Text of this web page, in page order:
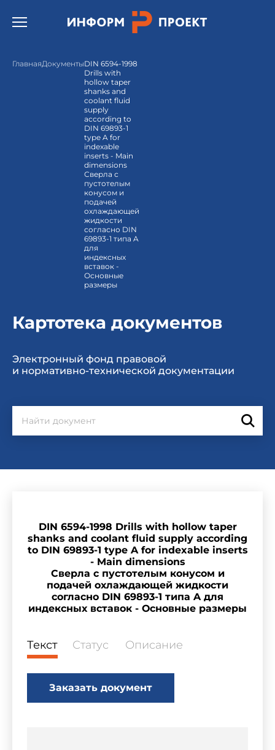
Открыть бургер меню.
ГлавнаяДокументыDIN 6594-1998
Drills with
hollow taper
shanks and
coolant fluid
supply
according to
DIN 69893-1
type A for
indexable
inserts - Main
dimensions
Сверла с
пустотелым
конусом и
подачей
охлаждающей
жидкости
согласно DIN
69893-1 типа A
для
индексных
вставок -
Основные
размеры
Картотека документов
Электронный фонд правовой
и нормативно-технической документации
DIN 6594-1998 Drills with hollow taper
shanks and coolant fluid supply according
to DIN 69893-1 type A for indexable inserts
- Main dimensions
Сверла с пустотелым конусом и
подачей охлаждающей жидкости
согласно DIN 69893-1 типа A для
индексных вставок - Основные размеры
Текст Статус Описание
Заказать документ